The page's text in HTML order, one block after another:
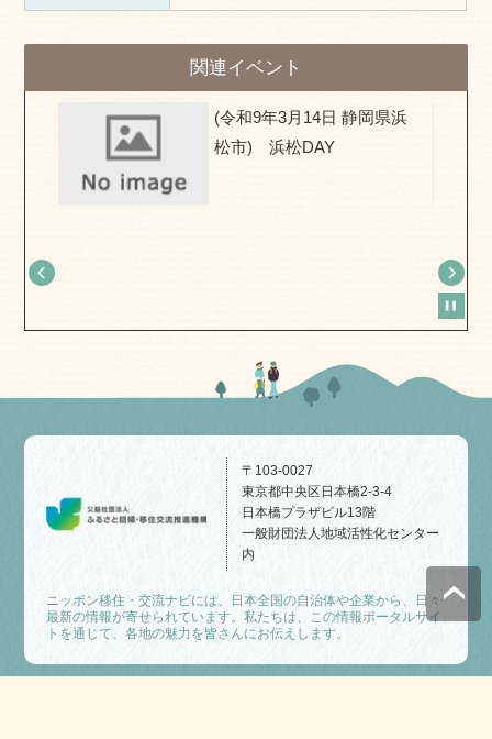
関連イベント
(令和9年3月14日 静岡県浜
松市) 浜松DAY
〒103-0027
東京都中央区日本橋2-3-4
日本橋プラザビル13階
一般財団法人地域活性化センター
内
ニッポン移住・交流ナビには、日本全国の自治体や企業から、日々
最新の情報が寄せられています。私たちは、この情報ポータルサイ
トを通じて、各地の魅力を皆さんにお伝えします。